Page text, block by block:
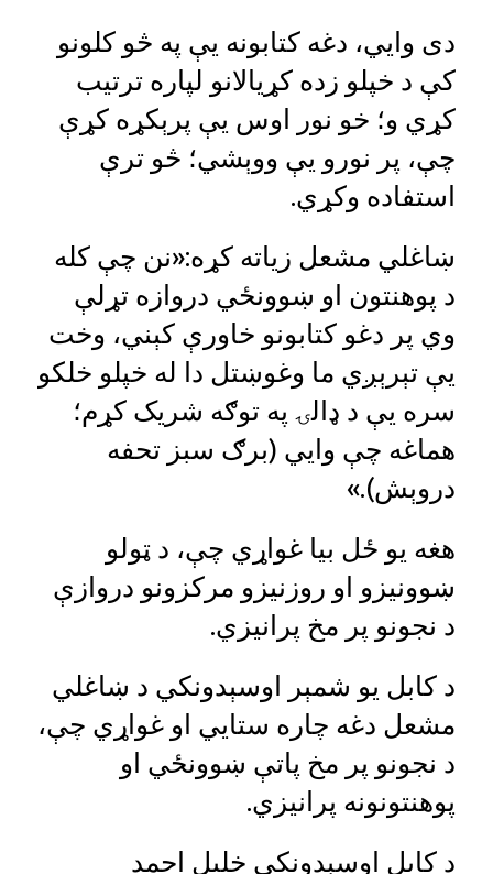
دی وايي، دغه کتابونه یې په څو کلونو
کې د خپلو زده کړیالانو لپاره ترتیب
کړي و؛ خو نور اوس یې پرېکړه کړې
چې، پر نورو یې ووېشي؛ څو ترې
استفاده وکړي.
ښاغلي مشعل زیاته کړه:«نن چې کله
د پوهنتون او ښوونځي دروازه تړلې
وي پر دغو کتابونو خاورې کېني، وخت
یې تېرېږي ما وغوښتل دا له خپلو خلکو
سره یې د ډالۍ په توګه شریک کړم؛
هماغه چې وايي (برګ سبز تحفه
دروېش).»
هغه یو ځل بیا غواړي چې، د ټولو
ښوونیزو او روزنیزو مرکزونو دروازې
د نجونو پر مخ پرانیزي.
د کابل یو شمېر اوسېدونکي د ښاغلي
مشعل دغه چاره ستايي او غواړي چې،
د نجونو پر مخ پاتې ښوونځي او
پوهنتونونه پرانیزي.
د کابل اوسېدونکی خلیل احمد